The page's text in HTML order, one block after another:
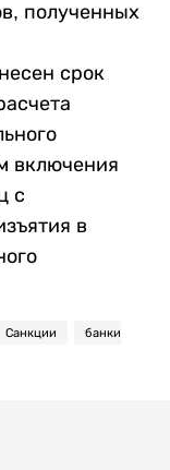
полученных
срок
включения
с
в
Санкции банки